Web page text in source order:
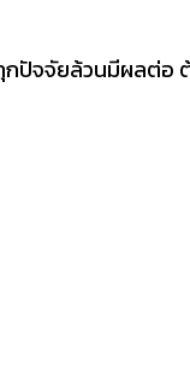
กปัจจัยล้วนมีผลต่